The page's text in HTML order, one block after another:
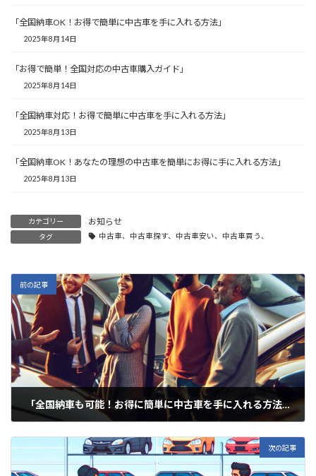
「全国納車OK！お得で簡単に中古車を手に入れる方法」
2025年8月14日
「お得で簡単！全国対応の中古車購入ガイド」
2025年8月14日
「全国納車対応！お得で簡単に中古車を手に入れる方法」
2025年8月13日
「全国納車OK！あなたの理想の中古車を簡単にお得に手に入れる方法」
2025年8月13日
カテゴリー お知らせ
タグ 中古車、中古車探す、中古車安い、中古車買う、
前の記事
「全国納車も可能！お得に簡単に中古車を手に入れる方法」
次の記事